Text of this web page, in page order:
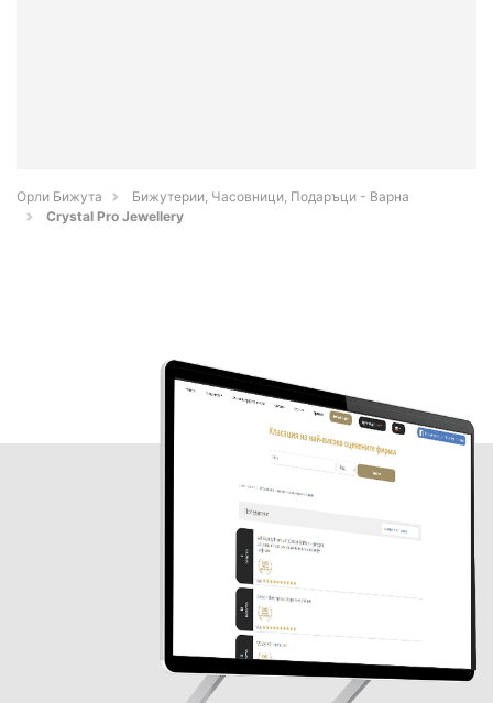
Орли Бижута
Бижутерии, Часовници, Подаръци - Варна
Crystal Pro Jewellery